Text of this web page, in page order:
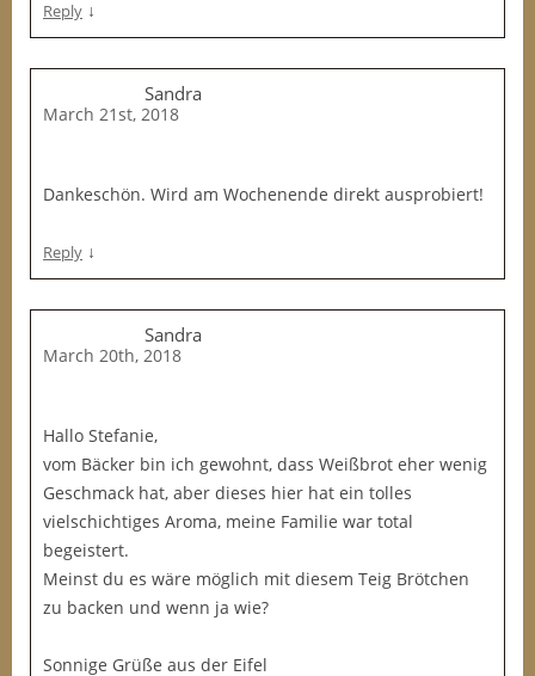
Reply ↓
Sandra
March 21st, 2018
Dankeschön. Wird am Wochenende direkt ausprobiert!
Reply ↓
Sandra
March 20th, 2018
Hallo Stefanie,
vom Bäcker bin ich gewohnt, dass Weißbrot eher wenig
Geschmack hat, aber dieses hier hat ein tolles
vielschichtiges Aroma, meine Familie war total
begeistert.
Meinst du es wäre möglich mit diesem Teig Brötchen
zu backen und wenn ja wie?
Sonnige Grüße aus der Eifel